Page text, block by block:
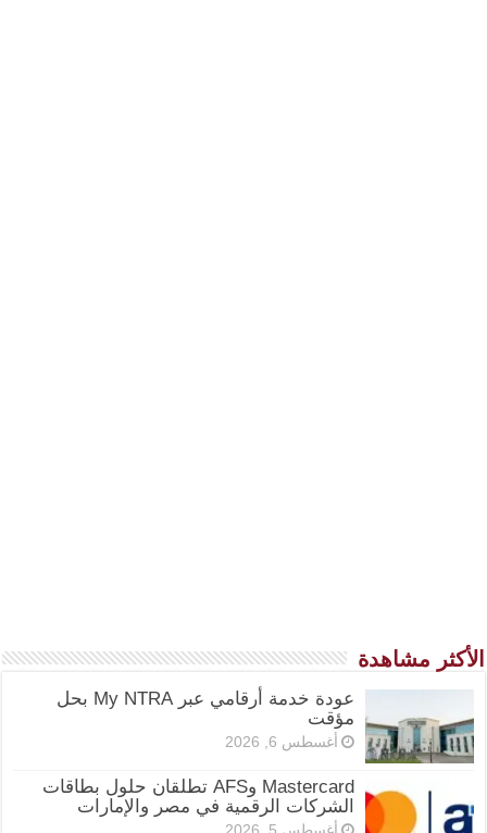
الأكثر مشاهدة
عودة خدمة أرقامي عبر My NTRA بحل
مؤقت
أغسطس 6, 2026
Mastercard وAFS تطلقان حلول بطاقات
الشركات الرقمية في مصر والإمارات